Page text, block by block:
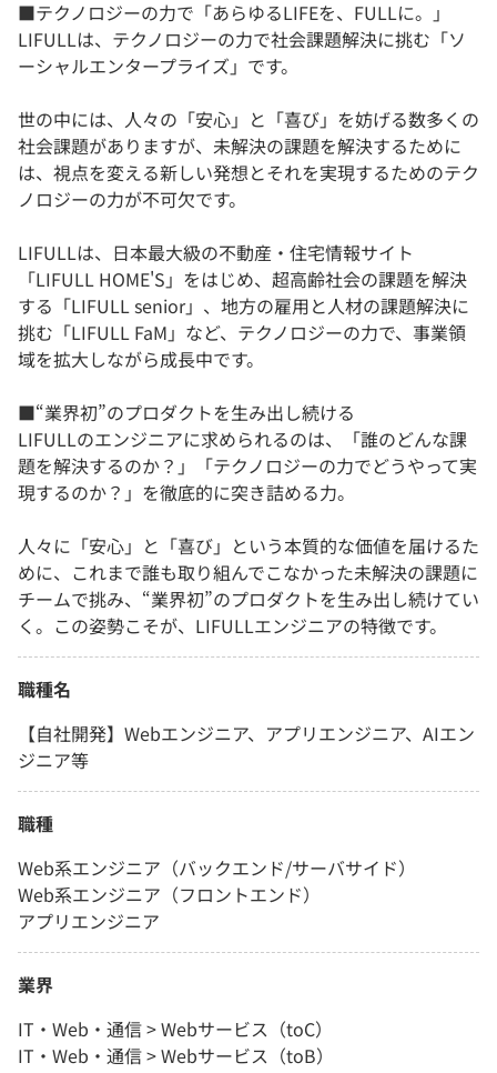
■テクノロジーの力で「あらゆるLIFEを、FULLに。」
LIFULLは、テクノロジーの力で社会課題解決に挑む「ソ
ーシャルエンタープライズ」です。
世の中には、人々の「安心」と「喜び」を妨げる数多くの
社会課題がありますが、未解決の課題を解決するために
は、視点を変える新しい発想とそれを実現するためのテク
ノロジーの力が不可欠です。
LIFULLは、日本最大級の不動産・住宅情報サイト
「LIFULL HOME'S」をはじめ、超高齢社会の課題を解決
する「LIFULL senior」、地方の雇用と人材の課題解決に
挑む「LIFULL FaM」など、テクノロジーの力で、事業領
域を拡大しながら成長中です。
■“業界初”のプロダクトを生み出し続ける
LIFULLのエンジニアに求められるのは、「誰のどんな課
題を解決するのか？」「テクノロジーの力でどうやって実
現するのか？」を徹底的に突き詰める力。
人々に「安心」と「喜び」という本質的な価値を届けるた
めに、これまで誰も取り組んでこなかった未解決の課題に
チームで挑み、“業界初”のプロダクトを生み出し続けてい
く。この姿勢こそが、LIFULLエンジニアの特徴です。
職種名
【自社開発】Webエンジニア、アプリエンジニア、AIエン
ジニア等
職種
Web系エンジニア（バックエンド/サーバサイド）
Web系エンジニア（フロントエンド）
アプリエンジニア
業界
IT・Web・通信 > Webサービス（toC）
IT・Web・通信 > Webサービス（toB）